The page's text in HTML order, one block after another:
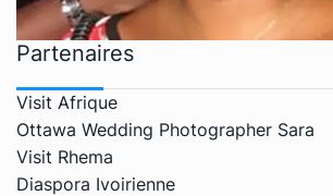
Partenaires
Visit Afrique
Ottawa Wedding Photographer Sara
Visit Rhema
Diaspora Ivoirienne